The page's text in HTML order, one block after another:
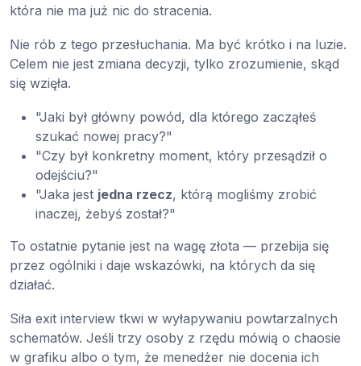
która nie ma już nic do stracenia.
Nie rób z tego przesłuchania. Ma być krótko i na luzie.
Celem nie jest zmiana decyzji, tylko zrozumienie, skąd
się wzięła.
"Jaki był główny powód, dla którego zacząłeś
szukać nowej pracy?"
"Czy był konkretny moment, który przesądził o
odejściu?"
"Jaka jest jedna rzecz, którą mogliśmy zrobić
inaczej, żebyś został?"
To ostatnie pytanie jest na wagę złota — przebija się
przez ogólniki i daje wskazówki, na których da się
działać.
Siła exit interview tkwi w wyłapywaniu powtarzalnych
schematów. Jeśli trzy osoby z rzędu mówią o chaosie
w grafiku albo o tym, że menedżer nie docenia ich